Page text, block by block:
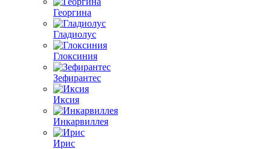
Георгина
Гладиолус
Глоксиния
Зефирантес
Иксия
Инкарвиллея
Ирис